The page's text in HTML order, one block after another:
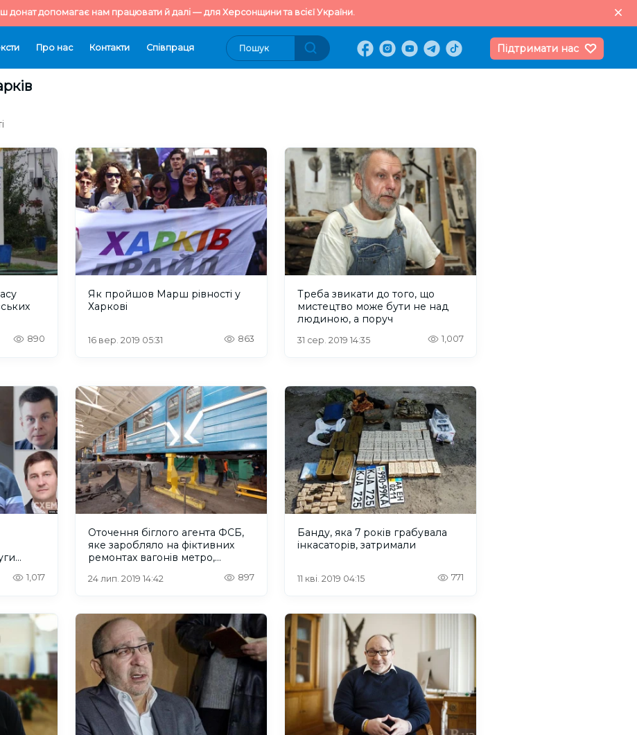
донат допомагає нам працювати й далі — для Херсонщини та всієї України.
Про нас Контакти Cпівпраця Підтримати нас
890
Як пройшов Марш рівності у
Харкові
16 вер. 2019 05:31 863
Треба звикати до того, що
мистецтво може бути не над
людиною, а поруч
31 сер. 2019 14:35 1,007
1,017
Оточення біглого агента ФСБ,
яке заробляло на фіктивних
ремонтах вагонів метро,
24 лип. 2019 14:42 897
Банду, яка 7 років грабувала
інкасаторів, затримали
11 кві. 2019 04:15 771